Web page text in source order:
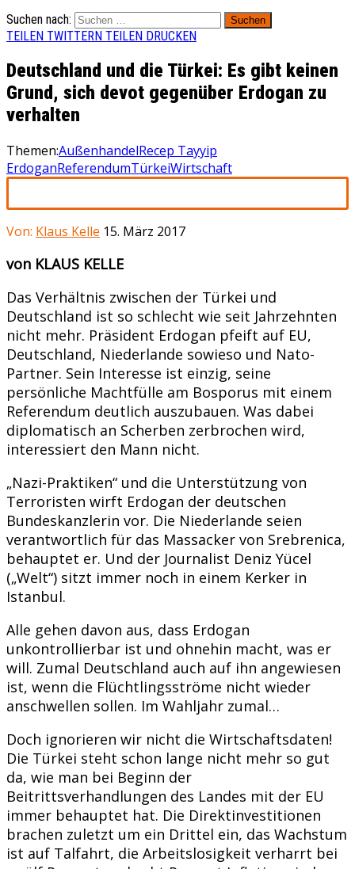
Suchen nach:
TEILEN TWITTERN TEILEN DRUCKEN
Deutschland und die Türkei: Es gibt keinen
Grund, sich devot gegenüber Erdogan zu
verhalten
Themen:AußenhandelRecep Tayyip
ErdoganReferendumTürkeiWirtschaft
Von: Klaus Kelle 15. März 2017
von KLAUS KELLE
Das Verhältnis zwischen der Türkei und
Deutschland ist so schlecht wie seit Jahrzehnten
nicht mehr. Präsident Erdogan pfeift auf EU,
Deutschland, Niederlande sowieso und Nato-
Partner. Sein Interesse ist einzig, seine
persönliche Machtfülle am Bosporus mit einem
Referendum deutlich auszubauen. Was dabei
diplomatisch an Scherben zerbrochen wird,
interessiert den Mann nicht.
„Nazi-Praktiken“ und die Unterstützung von
Terroristen wirft Erdogan der deutschen
Bundeskanzlerin vor. Die Niederlande seien
verantwortlich für das Massacker von Srebrenica,
behauptet er. Und der Journalist Deniz Yücel
(„Welt“) sitzt immer noch in einem Kerker in
Istanbul.
Alle gehen davon aus, dass Erdogan
unkontrollierbar ist und ohnehin macht, was er
will. Zumal Deutschland auch auf ihn angewiesen
ist, wenn die Flüchtlingsströme nicht wieder
anschwellen sollen. Im Wahljahr zumal…
Doch ignorieren wir nicht die Wirtschaftsdaten!
Die Türkei steht schon lange nicht mehr so gut
da, wie man bei Beginn der
Beitrittsverhandlungen des Landes mit der EU
immer behauptet hat. Die Direktinvestitionen
brachen zuletzt um ein Drittel ein, das Wachstum
ist auf Talfahrt, die Arbeitslosigkeit verharrt bei